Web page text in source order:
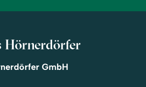
Hörnerdörfer
GmbH